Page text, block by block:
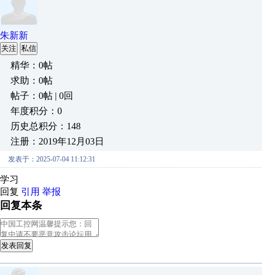
朱新新
关注 私信
精华：0帖
求助：0帖
帖子：0帖 | 0回
年度积分：0
历史总积分：148
注册：2019年12月03日
发表于：2025-07-04 11:12:31
学习
回复 引用 举报
回复本条
发表回复